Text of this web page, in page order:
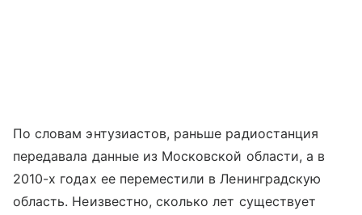
По словам энтузиастов, раньше радиостанция
передавала данные из Московской области, а в
2010-х годах ее переместили в Ленинградскую
область. Неизвестно, сколько лет существует